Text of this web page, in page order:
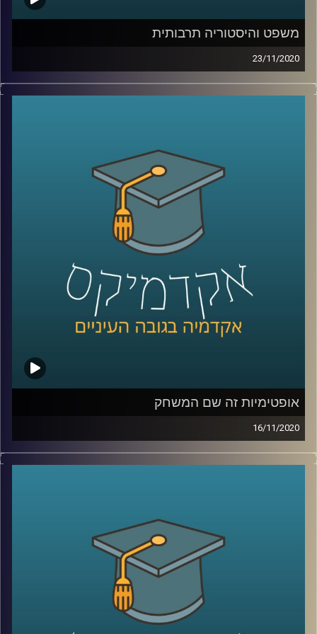
משפט והיסטוריה תרבותית
23/11/2020
במסע מרתק אל המאה ה-19 ותחילתה של
כיצד השינויים התרבותיים באותה התקופה
השפיעו על עולם המשפט, וגם את צידו השני
של המטבע- האופן שבו המשפט השפיע על
את הדוגמאות מביאה ד"ר רוזנברג שחוקרת
היסטוריה תרבותית במשפט, דרך 2 מחקרים.
בראשון היא מסבירה על האופן שבו מושג החוזה
בא לידי ביטוי בספרות האנגלית של המאה
ה-19, ובשני מביאה את הסיפור של פרסום
ההמונים בבריטניה, שהתחיל באמצע המאה
הראשונה.
קרדיט תמונות:AudioVersity
אופטימיות זה שם המשחק
16/11/2020
ככל שבשגרה נושא הפסיכולוגיה הקלינית הוא
והדיון אודותיו הוא הכרחי
פרופ' ענת ברונשטיין-קלומק, ראשת התוכנית
לפסיכולוגיה קלינית בביה"ס ברוך איבצ'ר
לפסיכולוגיה, מסבירה על מחלות ומצבים
נפשיים שכדאי שיהיו בשיח היומיומי (ויפה שעה
אחת קודם). היא תביא דוגמאות למחקרים